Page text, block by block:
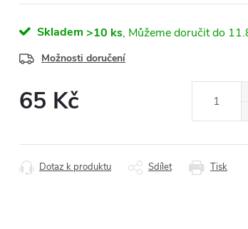
Skladem >10 ks
Možnosti doručení
65 Kč
Tisk
Dotaz k produktu Sdílet